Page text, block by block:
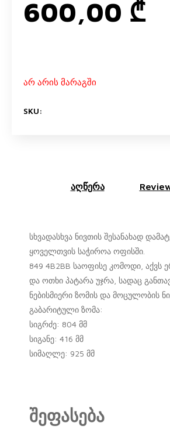
600,00 ₾
არ არის მარაგში
SKU:
აღწერა
სხვადასხვა ნივთის შესანახად
ყოველთვის საჭიროა ოფისში.
849 4B2BB საოფისე კომოდი, აქვს
და ოთხი პატარა უჯრა, სადაც
ნებისმიერი ზომის და მოცულობის
გაბარიტული ზომა:
სიგრძე: 804 მმ
სიგანე: 416 მმ
სიმაღლე: 925 მმ
შეფასება